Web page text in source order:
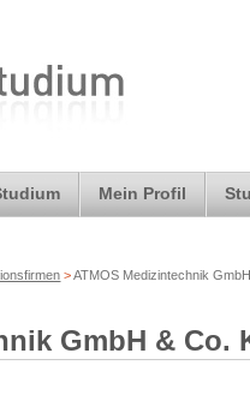
Mein Profil
>ATMOS Medizintechnik
GmbH & Co.